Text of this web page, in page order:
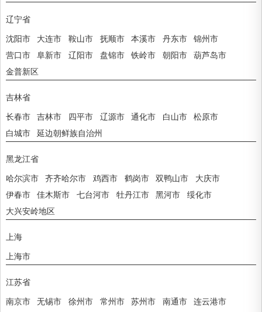
辽宁省
沈阳市 大连市 鞍山市 抚顺市 本溪市 丹东市
锦州市
营口市
阜新市 辽阳市 盘锦市 铁岭市 朝阳市
葫芦岛市
金普新区
吉林省
长春市 吉林市 四平市 辽源市 通化市 白山市
松原市
白城市
延边朝鲜族自治州
黑龙江省
哈尔滨市 齐齐哈尔市 鸡西市 鹤岗市 双鸭山市
大庆市
伊春市
佳木斯市 七台河市 牡丹江市 黑河市
绥化市
大兴安岭地区
上海
上海市
江苏省
南京市 无锡市 徐州市 常州市 苏州市 南通市
连云港市